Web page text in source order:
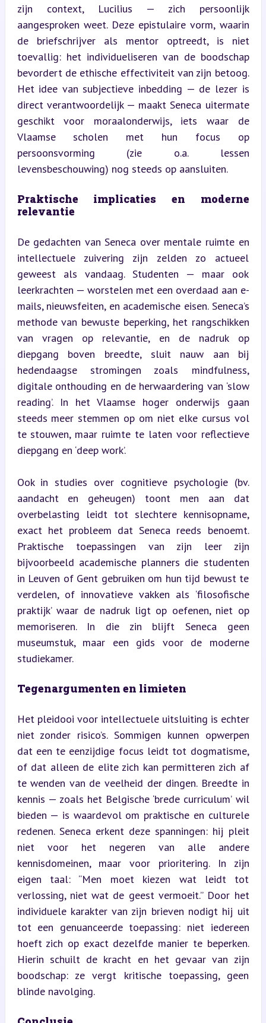
zijn context, Lucilius — zich persoonlijk
aangesproken weet. Deze epistulaire vorm, waarin
de briefschrijver als mentor optreedt, is niet
toevallig: het individueliseren van de boodschap
bevordert de ethische effectiviteit van zijn betoog.
Het idee van subjectieve inbedding — de lezer is
direct verantwoordelijk — maakt Seneca uitermate
geschikt voor moraalonderwijs, iets waar de
Vlaamse scholen met hun focus op
persoonsvorming (zie o.a. lessen
levensbeschouwing) nog steeds op aansluiten.
Praktische implicaties en moderne
relevantie
De gedachten van Seneca over mentale ruimte en
intellectuele zuivering zijn zelden zo actueel
geweest als vandaag. Studenten — maar ook
leerkrachten — worstelen met een overdaad aan e-
mails, nieuwsfeiten, en academische eisen. Seneca’s
methode van bewuste beperking, het rangschikken
van vragen op relevantie, en de nadruk op
diepgang boven breedte, sluit nauw aan bij
hedendaagse stromingen zoals mindfulness,
digitale onthouding en de herwaardering van ‘slow
reading’. In het Vlaamse hoger onderwijs gaan
steeds meer stemmen op om niet elke cursus vol
te stouwen, maar ruimte te laten voor reflectieve
diepgang en ‘deep work’.
Ook in studies over cognitieve psychologie (bv.
aandacht en geheugen) toont men aan dat
overbelasting leidt tot slechtere kennisopname,
exact het probleem dat Seneca reeds benoemt.
Praktische toepassingen van zijn leer zijn
bijvoorbeeld academische planners die studenten
in Leuven of Gent gebruiken om hun tijd bewust te
verdelen, of innovatieve vakken als ‘filosofische
praktijk’ waar de nadruk ligt op oefenen, niet op
memoriseren. In die zin blijft Seneca geen
museumstuk, maar een gids voor de moderne
studiekamer.
Tegenargumenten en limieten
Het pleidooi voor intellectuele uitsluiting is echter
niet zonder risico’s. Sommigen kunnen opwerpen
dat een te eenzijdige focus leidt tot dogmatisme,
of dat alleen de elite zich kan permitteren zich af
te wenden van de veelheid der dingen. Breedte in
kennis — zoals het Belgische ‘brede curriculum’ wil
bieden — is waardevol om praktische en culturele
redenen. Seneca erkent deze spanningen: hij pleit
niet voor het negeren van alle andere
kennisdomeinen, maar voor prioritering. In zijn
eigen taal: “Men moet kiezen wat leidt tot
verlossing, niet wat de geest vermoeit.” Door het
individuele karakter van zijn brieven nodigt hij uit
tot een genuanceerde toepassing: niet iedereen
hoeft zich op exact dezelfde manier te beperken.
Hierin schuilt de kracht en het gevaar van zijn
boodschap: ze vergt kritische toepassing, geen
blinde navolging.